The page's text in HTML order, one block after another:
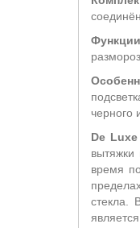
Функции
черного
De Luxe
время
стекла.